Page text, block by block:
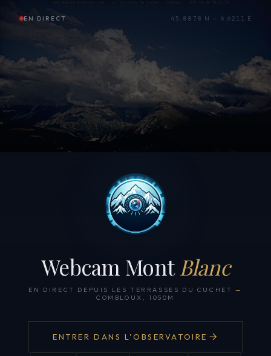
EN DIRECT 45.8878 N — 6.6211 E
Webcam Mont Blanc
EN DIRECT DEPUIS LES TERRASSES DU CUCHET —
COMBLOUX, 1050M
ENTRER DANS L'OBSERVATOIRE